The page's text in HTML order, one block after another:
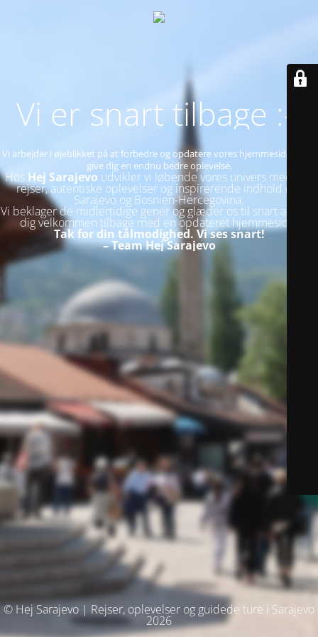
Vi er snart tilbage :-)
Vi arbejder i øjeblikket på at forbedre og opdatere vores hjemmeside for at
give dig en endnu bedre oplevelse.
Hos Hej Sarajevo udvikler vi løbende vores univers med nye
rejser, autentiske oplevelser og inspirerende indhold om
Sarajevo og Bosnien-Hercegovina.
Vi beklager de midlertidige gener og glæder os til snart at byde
dig velkommen tilbage med en opdateret hjemmeside.
Tak for din tålmodighed. Vi ses snart!
– Team Hej Sarajevo
© Hej Sarajevo | Rejser, oplevelser og guidede ture i Sarajevo
2026